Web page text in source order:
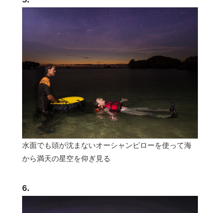
水面でも頭が沈まないオーシャンピローを使って海
から満天の星空を仰ぎ見る
6.